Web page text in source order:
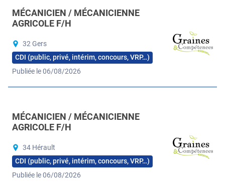
MÉCANICIEN / MÉCANICIENNE
AGRICOLE F/H
32 Gers
CDI (public, privé, intérim, concours, VRP…)
Publiée le 06/08/2026
MÉCANICIEN / MÉCANICIENNE
AGRICOLE F/H
34 Hérault
CDI (public, privé, intérim, concours, VRP…)
Publiée le 06/08/2026